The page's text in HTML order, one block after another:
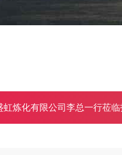
虹炼化有限公司李总一行莅临